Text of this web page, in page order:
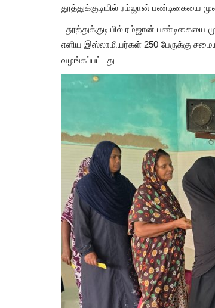
தூத்துக்குடியில் ரம்ஜான் பண்டிகையை
தூத்துக்குடியில் ரம்ஜான் பண்டிகையை
எளிய இஸ்லாமியர்கள் 250 பேருக்கு
வழங்கப்பட்டது